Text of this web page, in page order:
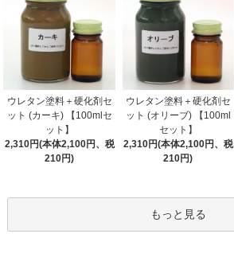
ウレタン塗料＋硬化剤セ
ット (カーキ) 【100mlセ
ット】
2,310円(本体2,100円、税
210円)
ウレタン塗料＋硬化剤セ
ット (オリーブ) 【100ml
セット】
2,310円(本体2,100円、税
210円)
もっと見る